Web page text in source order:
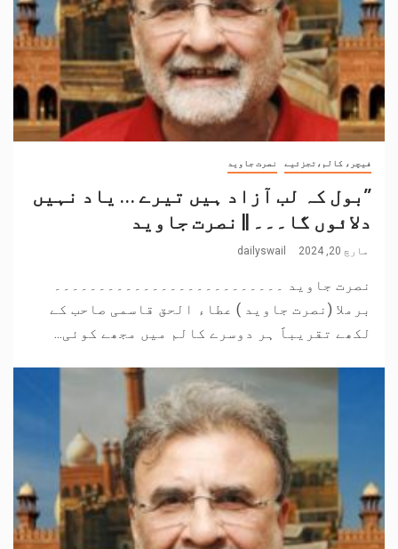
فیچر، کالم،تجزئیے نصرت جاوید
’’بول کہ لب آزاد ہیں تیرے … یاد نہیں
دلائوں گا۔۔۔ || نصرت جاوید
مارچ 20, 2024 dailyswail
نصرت جاوید ۔۔۔۔۔۔۔۔۔۔۔۔۔۔۔۔۔۔۔۔۔۔۔۔۔۔
برملا (نصرت جاوید ) عطاء الحق قاسمی صاحب کے
لکھے تقریباََ ہر دوسرے کالم میں مجھے کوئی...